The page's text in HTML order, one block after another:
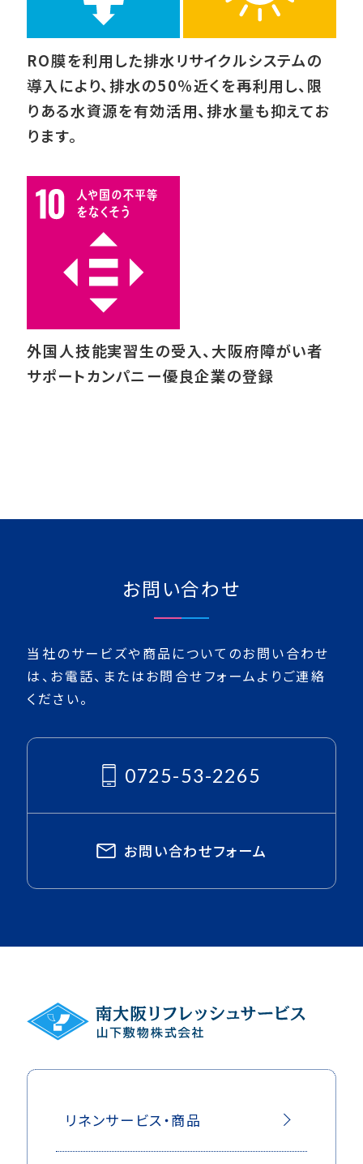
RO膜を利用した排水リサイクルシステムの
導入により、排水の50％近くを再利用し、限
りある水資源を有効活用、排水量も抑えてお
ります。
外国人技能実習生の受入、大阪府障がい者
サポートカンパニー優良企業の登録
お問い合わせ
当社のサービズや商品についてのお問い合わせ
は、 お電話、またはお問合せフォームよりご連絡
ください。
0725-53-2265
お問い合わせフォーム
リネンサービス・商品